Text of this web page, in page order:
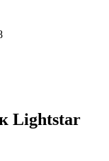
Lightstar